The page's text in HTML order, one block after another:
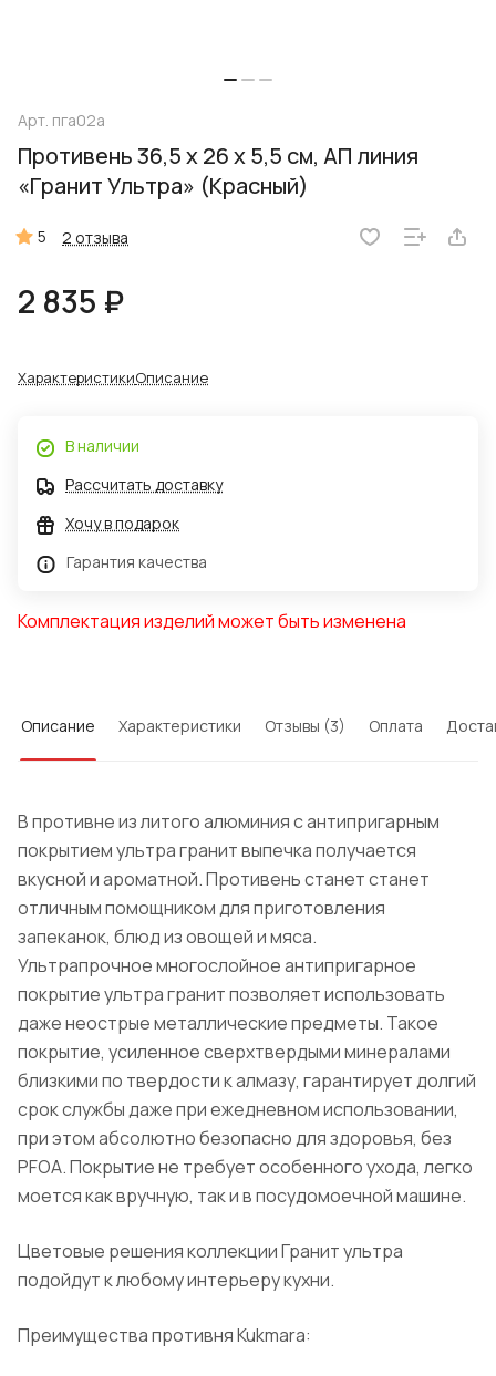
Арт. пга02а
Противень 36,5 x 26 x 5,5 см, АП линия
«Гранит Ультра» (Красный)
5 2 отзыва
2 835 ₽
ХарактеристикиОписание
В наличии
Рассчитать доставку
Хочу в подарок
Гарантия качества
Комплектация изделий может быть изменена
Описание Характеристики Отзывы (3) Оплата
В противне из литого алюминия с антипригарным
покрытием ультра гранит выпечка получается
вкусной и ароматной. Противень станет станет
отличным помощником для приготовления
запеканок, блюд из овощей и мяса.
Ультрапрочное многослойное антипригарное
покрытие ультра гранит позволяет использовать
даже неострые металлические предметы. Такое
покрытие, усиленное сверхтвердыми минералами
близкими по твердости к алмазу, гарантирует долгий
срок службы даже при ежедневном использовании,
при этом абсолютно безопасно для здоровья, без
PFOA. Покрытие не требует особенного ухода, легко
моется как вручную, так и в посудомоечной машине.
Цветовые решения коллекции Гранит ультра
подойдут к любому интерьеру кухни.
Преимущества противня Kukmara: